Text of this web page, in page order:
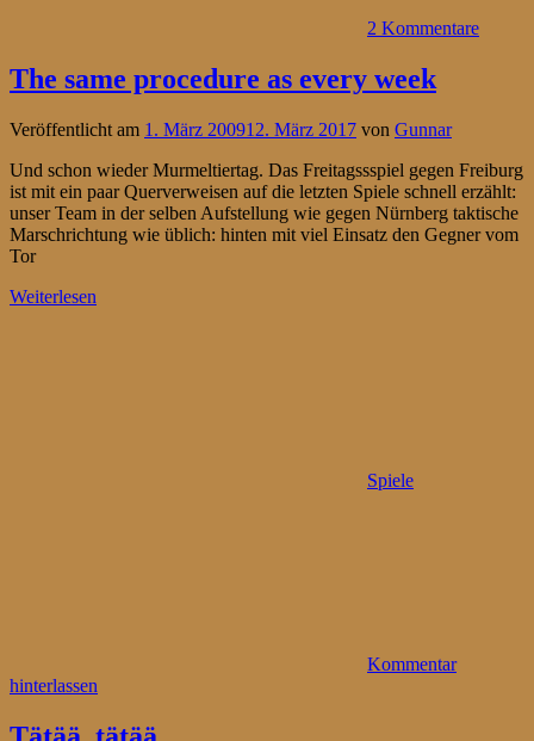
2 Kommentare
The same procedure as every week
Veröffentlicht am 1. März 200912. März 2017 von Gunnar
Und schon wieder Murmeltiertag. Das Freitagssspiel gegen Freiburg
ist mit ein paar Querverweisen auf die letzten Spiele schnell erzählt:
unser Team in der selben Aufstellung wie gegen Nürnberg taktische
Marschrichtung wie üblich: hinten mit viel Einsatz den Gegner vom
Tor
Weiterlesen
Spiele
Kommentar
hinterlassen